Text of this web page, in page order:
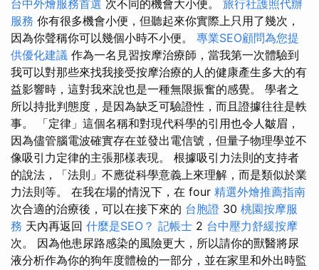
台中外燴服務首選 次不同的機會大小便。 旅行社護照代辦
服務 你有很多機會小便，但聽起來你實際上只用了幾次，
因為你聲稱你可以幾個小時不小便。 專業SEO顧問為您提
供優化建議 作為一名見習按摩治療師，當我第一次體驗到
我可以對那些來找我接受按摩治療的人的健康產生多大的有
益影響時，這對我來說也是一種無限振奮的感覺。 學者之
所以持批判態度，是因為缺乏可驗證性，而且證據往往是軼
事。 「定律」這個名稱和對現代科學的引用也令人皺眉，
因為儘管腦電波確實存在並發出電信號，但量子物理學並不
像吸引力定律的主張那樣表現。 根據吸引力法則的支持者
的說法，「法則」不應從科學意義上來理解，而是類似於業
力法則等。 在我在場的情況下，在 four 精選外燴推薦指南
次合適的治療後，可以在接下來的 台胞證 30 桃園按摩服
務 天內再返回 什麼是SEO？ 記帳士 2 台中壓力舒緩按摩
次。 因為他患尿路感染的風險更大，所以請你的獸醫將尿
液分析作為你的狗年度體檢的一部分，並在家里和外出時監